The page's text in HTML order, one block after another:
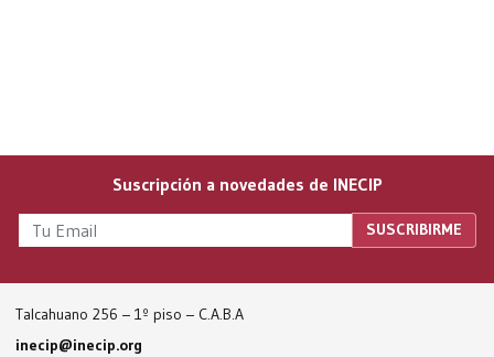
Suscripción a novedades de INECIP
Talcahuano 256 – 1º piso – C.A.B.A
inecip@inecip.org